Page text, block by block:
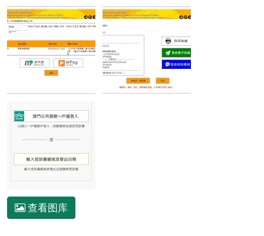
查看图库